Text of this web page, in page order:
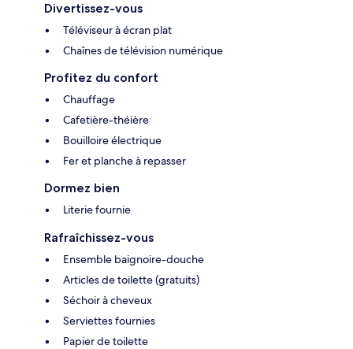
Divertissez-vous
Téléviseur à écran plat
Chaînes de télévision numérique
Profitez du confort
Chauffage
Cafetière-théière
Bouilloire électrique
Fer et planche à repasser
Dormez bien
Literie fournie
Rafraîchissez-vous
Ensemble baignoire-douche
Articles de toilette (gratuits)
Séchoir à cheveux
Serviettes fournies
Papier de toilette